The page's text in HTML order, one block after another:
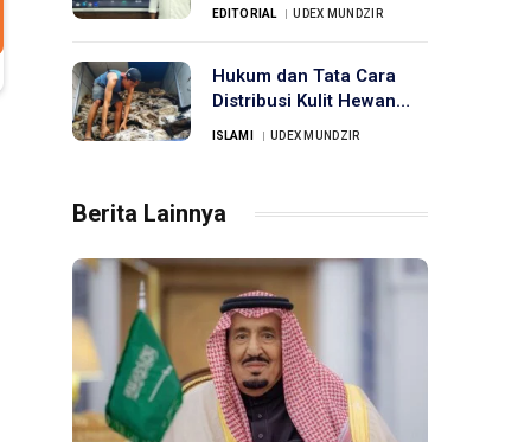
EDITORIAL UDEX MUNDZIR
Hukum dan Tata Cara
Distribusi Kulit Hewan
Qurban dalam Islam
ISLAMI UDEX MUNDZIR
Berita Lainnya